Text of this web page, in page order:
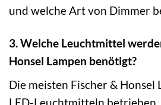
und welche Art von Dimmer
3. Welche Leuchtmittel
Honsel Lampen benötigt?
Die meisten Fischer & Honsel
LED-Leuchtmitteln